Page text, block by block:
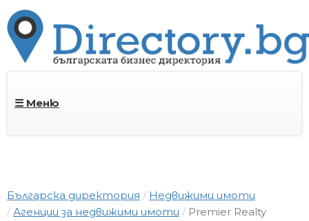
☰ Меню
Българска директория
Недвижими имоти
Агенции за недвижими имоти
Premier Realty